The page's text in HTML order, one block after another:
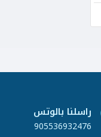
راسلنا بالوتس
905536932476